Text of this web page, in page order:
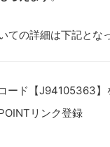
ての詳細は下記とな
ード【J94105363】
リンク登録